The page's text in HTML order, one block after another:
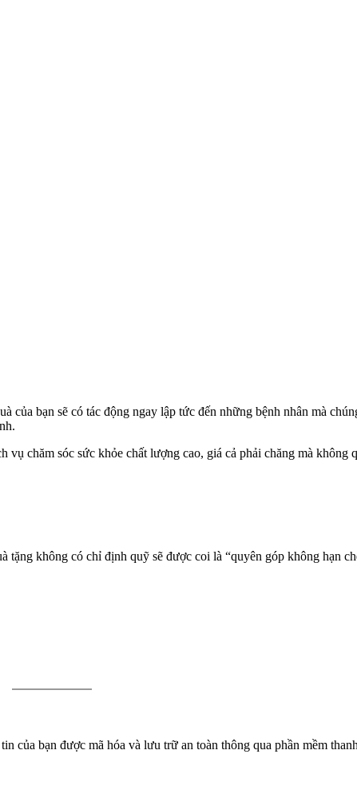
bạn sẽ có tác động ngay lập tức đến những bệnh nhân mà
chăm sóc sức khỏe chất lượng cao, giá cả phải chăng mà không
không có chỉ định quỹ sẽ được coi là “quyên góp không hạn
của bạn được mã hóa và lưu trữ an toàn thông qua phần mềm